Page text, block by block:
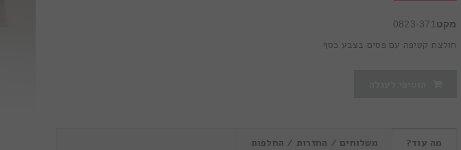
מקט 0823-371
חולצת קטיפה עם פסים בצבע כסף
מה עוד? משלוחים / החזרות / החלפות